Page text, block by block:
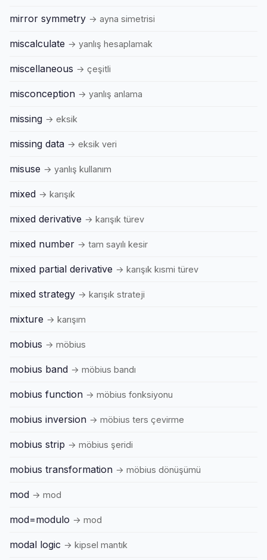
mirror symmetry → ayna simetrisi
miscalculate → yanlış hesaplamak
miscellaneous → çeşitli
misconception → yanlış anlama
missing → eksik
missing data → eksik veri
misuse → yanlış kullanım
mixed → karışık
mixed derivative → karışık türev
mixed number → tam sayılı kesir
mixed partial derivative → karışık kısmi türev
mixed strategy → karışık strateji
mixture → karışım
mobius → möbius
mobius band → möbius bandı
mobius function → möbius fonksiyonu
mobius inversion → möbius ters çevirme
mobius strip → möbius şeridi
mobius transformation → möbius dönüşümü
mod → mod
mod=modulo → mod
modal logic → kipsel mantık